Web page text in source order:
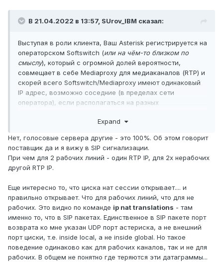
В 21.04.2022 в 13:57, SUrov_IBM сказал:
Выступая в роли клиента, Ваш Asterisk регистрируется на
операторском Softswitch (или на чём-то близком по
смыслу), который с огромной долей вероятности,
совмещает в себе Mediaproxy для медиаканалов (RTP) и
скорей всего Softswitch/Mediaproxy имеют одинаковый
IP адрес, возможно соседние (в пределах сети
оператора), если располагаться на разных
сигнализации или уточнить у оператора.
Просто, в случае подключения к оператору,
медиаканалы (RTP) "бегают" в сторону операторской
АТС, а не напрямую, к IP-телефону соседа в другой
галактической сети, как это принято рисовать в
RTP напрямую между UA-UA ). Поэтому, порты
медиаканалов (RTP) можно ограничить силами ACL ip
access-group до конкретного IP адреса или небольшой
группы адресов.
Expand
Нет, голосовые сервера другие - это 100%. Об этом говорит
поставщик да и я вижу в SIP сигнализации.
При чем для 2 рабочих линий - один RTP IP, для 2х нерабочих
другой RTP IP.
Еще интересно то, что циска нат сессии открывает.... и
правильно открывает. Что для рабочих линий, что для не
рабочих. Это видно по команде ip nat translations - там
именно то, что в SIP пакетах. Единственное в SIP пакете порт
возврата ко мне указан UDP порт астериска, а не внешний
порт циски, т.е. inside local, а не inside global. Но такое
поведение одинаково как для рабочих каналов, так и не для
рабочих. В общем не понятно где теряются эти датаграммы...